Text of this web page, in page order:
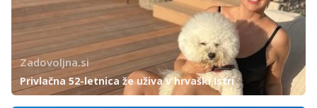
Zadovoljna.si
Privlačna 52-letnica že uživa v hrvaški Istri